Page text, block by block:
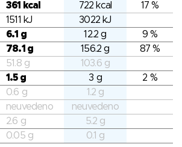
361 kcal 722 kcal
17 %
1511 kJ
3022 kJ
6.1 g 12.2 g
9 %
78.1 g 156.2 g
87 %
51.8 g
103.6 g
1.5 g 3 g
2 %
0.6 g
1.2 g
neuvedeno
neuvedeno
2.6 g
5.2 g
0.05 g 0.1 g